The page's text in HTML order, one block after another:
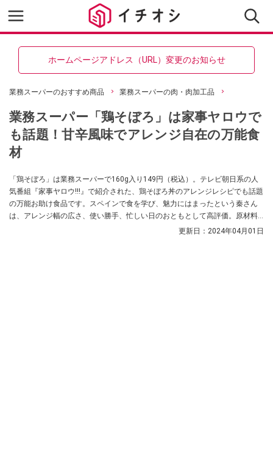
ホームページアドレス（URL）変更のお知らせ
業務スーパーのおすすめ商品 業務スーパーの肉・肉加工品
業務スーパー「鶏そぼろ」は家事ヤロウで
も話題！甘辛風味でアレンジ自在の万能食
材
「鶏そぼろ」は業務スーパーで160g入り149円（税込）。テレビ朝日系の人
気番組『家事ヤロウ!!!』で紹介された、鶏そぼろ丼のアレンジレシピでも話題
の万能お助け食品です。スペインで食を学び、魅力にはまったという秦さん
は、アレンジ幅の広さ、使い勝手、忙しい日のおともとして高評価。原材料
や原産国、カロリーや賞味期限、保存方法を調査。秦さん考案の美味しいア
更新日： 2024年04月01日